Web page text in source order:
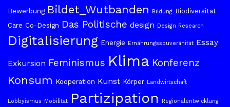
Bewerbung Bildet_Wutbanden Bildung Biodiversität
Care Co-Design Das Politische design Design Research
Digitalisierung Energie Ernährungssouveränität Essay
Exkursion Feminismus Klima Konferenz
Konsum Kooperation Kunst Körper Landwirtschaft
Lobbyismus Mobilität Partizipation Regionalentwicklung